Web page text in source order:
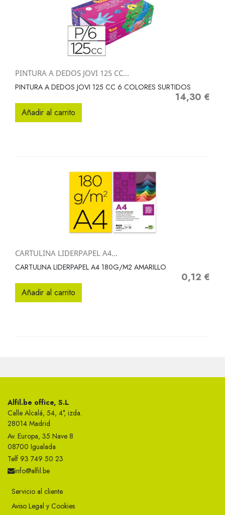
PINTURA A DEDOS JOVI 125 CC...
PINTURA A DEDOS JOVI 125 CC 6 COLORES SURTIDOS
Precio
14,30 €
Añadir al carrito
CARTULINA LIDERPAPEL A4...
CARTULINA LIDERPAPEL A4 180G/M2 AMARILLO
Precio
0,12 €
Añadir al carrito
Alfil.be office, S.L
Calle Alcalá, 54, 4°, izda.
28014 Madrid
Av. Europa, 35 Nave 8
08700 Igualada
Telf 93 749 50 23
info@alfil.be
Servicio al cliente
Aviso Legal y Cookies